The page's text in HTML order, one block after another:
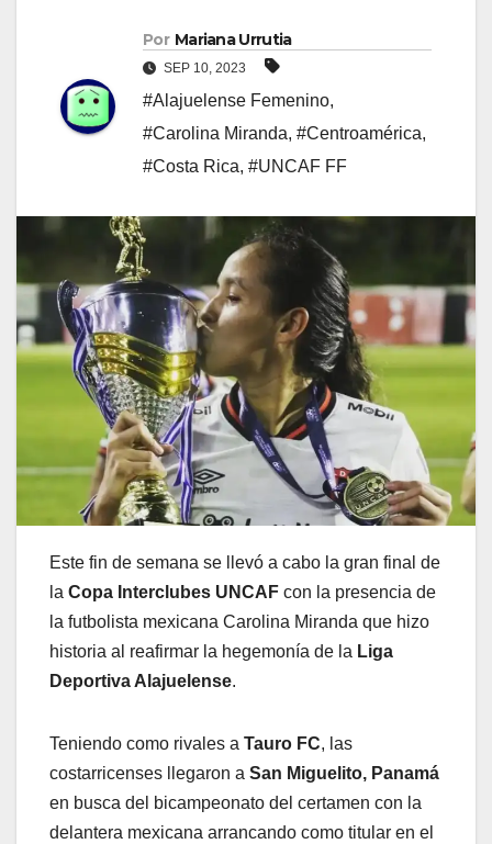
Por Mariana Urrutia
SEP 10, 2023
#Alajuelense Femenino,
#Carolina Miranda, #Centroamérica,
#Costa Rica, #UNCAF FF
Este fin de semana se llevó a cabo la gran final de
la Copa Interclubes UNCAF con la presencia de
la futbolista mexicana Carolina Miranda que hizo
historia al reafirmar la hegemonía de la Liga
Deportiva Alajuelense.
Teniendo como rivales a Tauro FC, las
costarricenses llegaron a San Miguelito, Panamá
en busca del bicampeonato del certamen con la
delantera mexicana arrancando como titular en el